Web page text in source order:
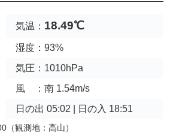
気温： 18.49℃
湿度：93%
気圧：1010hPa
風 ：南 1.54m/s
日の出 05:02 | 日の入 18:51
（観測地：高山）